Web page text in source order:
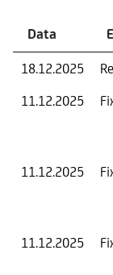
Data
18.12.2025
11.12.2025
11.12.2025
11.12.2025